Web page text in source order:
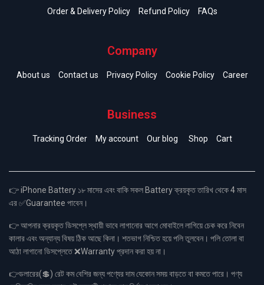
Order & Delivery Policy
Refund Policy FAQs
Company
About us Contact us Privacy Policy Cookie Policy Career
Business
Tracking Order My account Our blog Shop Cart
👉 iPhone Battery ১৮ মাসের এবং বাকি সকল Battery ক্রয়কৃত তারিখ থেকে 4 মাস
এর ✅Guarantee পাবেন।
👉 আপনার ক্রয়কৃত ডিসপ্লে স্থায়ী ভাবে লাগানোর আগে মোবাইলে লাগিয়ে চেক করে নিবেন
কালার এবং অন্যান্য বিষয় ঠিক আছে কিনা। শতভাগ নিশ্চিত হয়ে পলি তুলবেন। পলি তোলা বা
আঠা লাগানো ডিসপ্লেতে ❌Warranty প্রদান করা হয় না।
👉ডলারের(💲) রেট কম বেশির জন্য পণ্যের দাম যেকোন সময় বাড়তে বা কমতে পারে। পণ্য